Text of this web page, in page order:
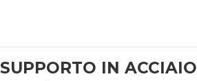
SUPPORTO IN ACCIAIO